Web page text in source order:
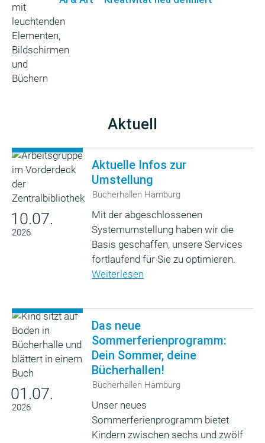
Aktuell
10.07.
2026
Aktuelle Infos zur
Umstellung
Bücherhallen Hamburg
Mit der abgeschlossenen
Systemumstellung haben wir die
Basis geschaffen, unsere Services
fortlaufend für Sie zu optimieren.
Weiterlesen
01.07.
2026
Das neue
Sommerferienprogramm:
Dein Sommer, deine
Bücherhallen!
Bücherhallen Hamburg
Unser neues
Sommerferienprogramm bietet
Kindern zwischen sechs und zwölf